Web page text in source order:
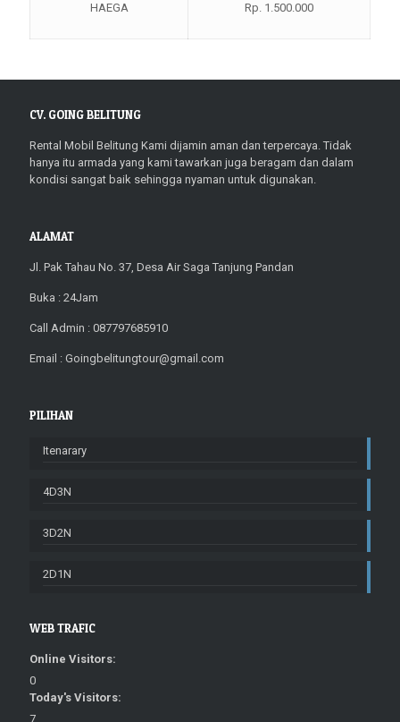
HAEGA Rp. 1.500.000
CV. GOING BELITUNG
Rental Mobil Belitung Kami dijamin aman dan terpercaya. Tidak
hanya itu armada yang kami tawarkan juga beragam dan dalam
kondisi sangat baik sehingga nyaman untuk digunakan.
ALAMAT
Jl. Pak Tahau No. 37, Desa Air Saga Tanjung Pandan
Buka : 24Jam
Call Admin : 087797685910
Email : Goingbelitungtour@gmail.com
PILIHAN
Itenarary
4D3N
3D2N
2D1N
WEB TRAFIC
Online Visitors:
0
Today's Visitors:
7